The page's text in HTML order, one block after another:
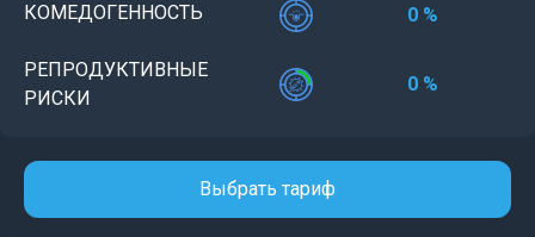
КОМЕДОГЕННОСТЬ 0 %
РЕПРОДУКТИВНЫЕ
РИСКИ
0 %
Выбрать тариф